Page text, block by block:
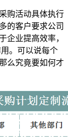
购活动具体执行
的客户要求公司
企业提高效率，
。可以说每个
么究竟要如何才